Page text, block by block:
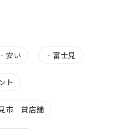
・安い ・ 富士見
ト
市 貸店舗